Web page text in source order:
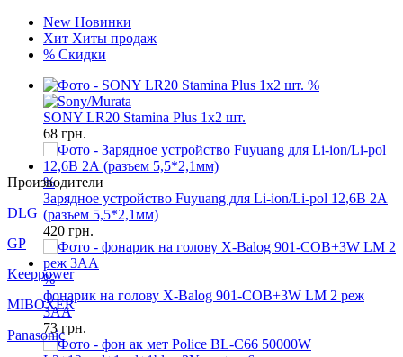
New Новинки
Хит Хиты продаж
% Скидки
%
SONY LR20 Stamina Plus 1x2 шт.
68 грн.
%
Зарядное устройство Fuyuang для Li-ion/Li-pol 12,6В 2А
(разъем 5,5*2,1мм)
420 грн.
%
фонарик на голову X-Balog 901-COB+3W LM 2 реж
3AA
73 грн.
Производители
DLG
GP
Keeppower
MIBOXER
Panasonic